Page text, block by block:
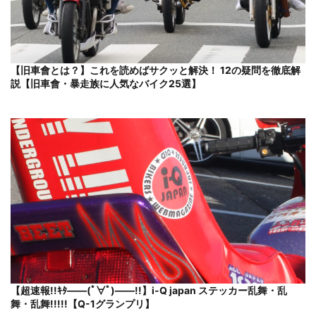
【旧車會とは？】これを読めばサクッと解決！ 12の疑問を徹底解
説【旧車會・暴走族に人気なバイク25選】
【超速報!!ｷﾀ――(ﾟ∀ﾟ)――!!】i-Q japan ステッカー乱舞・乱
舞・乱舞!!!!!【Q-1グランプリ】